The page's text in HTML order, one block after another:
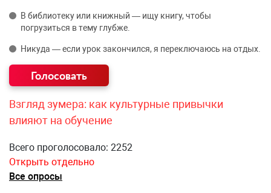
В библиотеку или книжный — ищу книгу, чтобы
погрузиться в тему глубже.
Никуда — если урок закончился, я переключаюсь на отдых.
Взгляд зумера: как культурные привычки
влияют на обучение
Всего проголосовало: 2252
Открыть отдельно
Все опросы